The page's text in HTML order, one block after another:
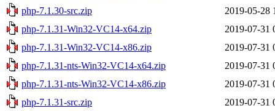
php-7.1.30-src.zip
2019-05-28
php-7.1.31-Win32-VC14-x64.zip
2019-07-31
php-7.1.31-Win32-VC14-x86.zip
2019-07-31
php-7.1.31-nts-Win32-VC14-x64.zip
2019-07-31
php-7.1.31-nts-Win32-VC14-x86.zip
2019-07-31
php-7.1.31-src.zip
2019-07-31